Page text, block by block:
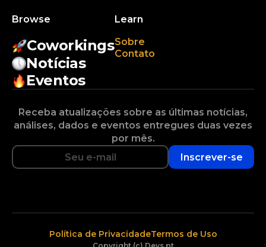
Browse
Coworkings
Notícias
Eventos
Learn
Sobre
Contato
Receba atualizações sobre as últimas notícias,
análises, dados e eventos entregues duas vezes
por mês.
Inscrever-se
Política de PrivacidadeTermos de Uso